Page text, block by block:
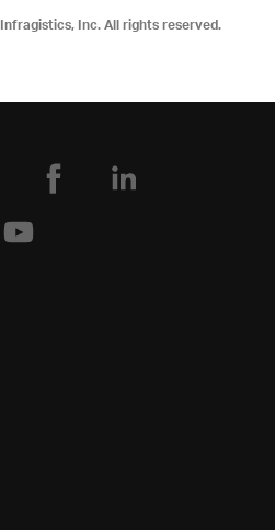
Infragistics, Inc. All rights reserved.